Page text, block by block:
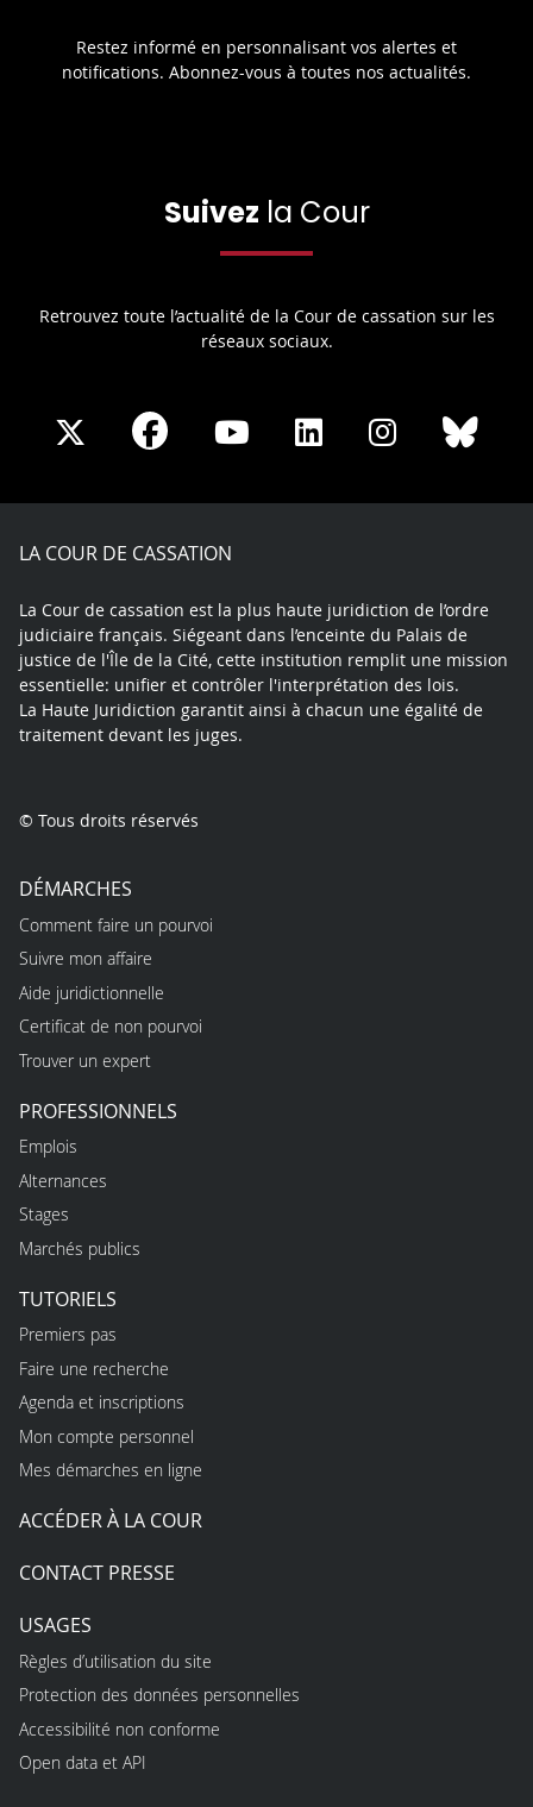
Restez informé en personnalisant vos alertes et
notifications. Abonnez-vous à toutes nos actualités.
Suivez la Cour
Retrouvez toute l’actualité de la Cour de cassation sur les
réseaux sociaux.
Share
X
Share
Facebook
Share
Youtube
Share
LinkedIn
Share
Instagram
LA COUR DE CASSATION
La Cour de cassation est la plus haute juridiction de l’ordre
judiciaire français. Siégeant dans l’enceinte du Palais de
justice de l'Île de la Cité, cette institution remplit une mission
essentielle: unifier et contrôler l'interprétation des lois.
La Haute Juridiction garantit ainsi à chacun une égalité de
traitement devant les juges.
© Tous droits réservés
DÉMARCHES
Comment faire un pourvoi
Suivre mon affaire
Aide juridictionnelle
Certificat de non pourvoi
Trouver un expert
PROFESSIONNELS
Emplois
Alternances
Stages
Marchés publics
TUTORIELS
Premiers pas
Faire une recherche
Agenda et inscriptions
Mon compte personnel
Mes démarches en ligne
ACCÉDER À LA COUR
CONTACT PRESSE
USAGES
Règles d’utilisation du site
Protection des données personnelles
Accessibilité non conforme
Open data et API